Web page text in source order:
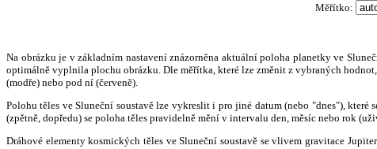
Měřítko:
Na obrázku je v základním nastavení znázorněna aktuální poloha planetky ve
optimálně vyplnila plochu obrázku. Dle měřítka, které lze změnit z vybraných
(modře) nebo pod ní (červeně).
Polohu těles ve Sluneční soustavě lze vykreslit i pro jiné datum (nebo "dnes"), které
(zpětně, dopředu) se poloha těles pravidelně mění v intervalu den, měsíc nebo rok
Dráhové elementy kosmických těles ve Sluneční soustavě se vlivem gravitace